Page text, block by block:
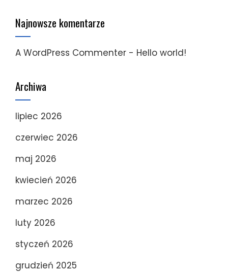
Najnowsze komentarze
A WordPress Commenter - Hello world!
Archiwa
lipiec 2026
czerwiec 2026
maj 2026
kwiecień 2026
marzec 2026
luty 2026
styczeń 2026
grudzień 2025